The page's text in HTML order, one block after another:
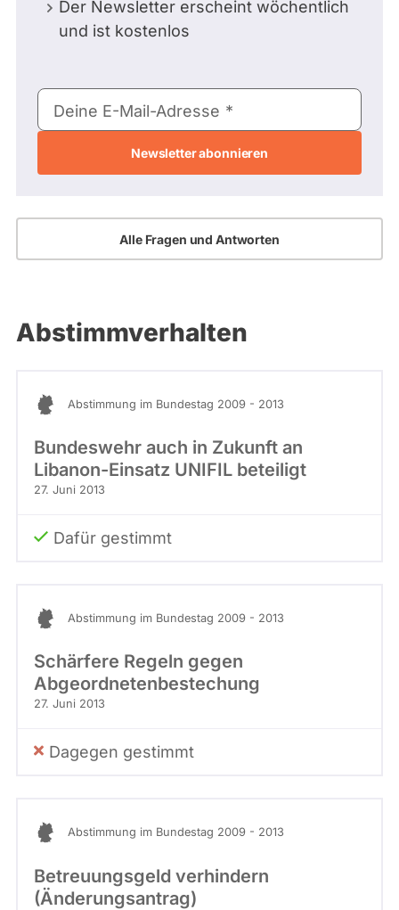
Der Newsletter erscheint wöchentlich
und ist kostenlos
E-
Mail-
Deine E-Mail-Adresse
Alle Fragen und Antworten
Abstimmverhalten
Abstimmung im Bundestag 2009 - 2013
Bundeswehr auch in Zukunft an
Libanon-Einsatz UNIFIL beteiligt
27. Juni 2013
Dafür gestimmt
Abstimmung im Bundestag 2009 - 2013
Schärfere Regeln gegen
Abgeordnetenbestechung
27. Juni 2013
Dagegen gestimmt
Abstimmung im Bundestag 2009 - 2013
Betreuungsgeld verhindern
(Änderungsantrag)